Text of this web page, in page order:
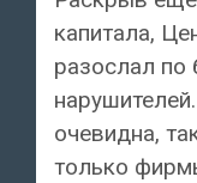
капитала,
разослал по
очевидна,
только